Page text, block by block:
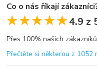
Co o nás říkají
★★★★★
★★★★★4.9 z
Přes 100% našich
Přečtěte si některou z 1052